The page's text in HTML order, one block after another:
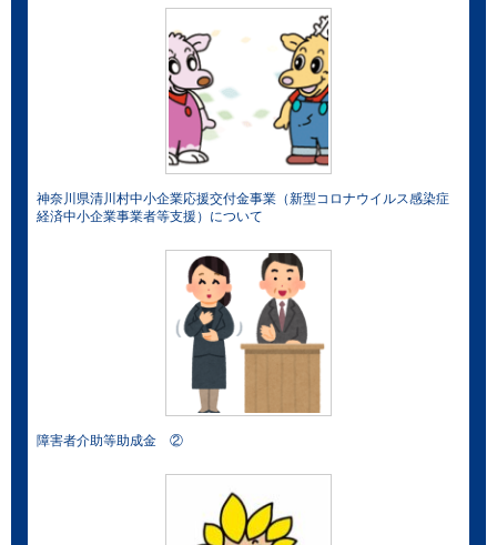
神奈川県清川村中小企業応援交付金事業（新型コロナウイルス感染症
経済中小企業事業者等支援）について
障害者介助等助成金 ②